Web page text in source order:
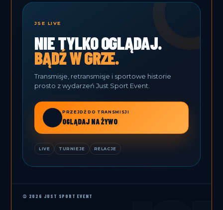
JSE LIVE
NIE TYLKO OGLĄDAJ.
BĄDŹ W GRZE.
Transmisje, retransmisje i sportowe historie
prosto z wydarzeń Just Sport Event.
PRZEJDŹ DO TRANSMISJI
OGLĄDAJ NA ŻYWO
LIVE TURNIEJE RELACJE
© 2026 JUST SPORT EVENT